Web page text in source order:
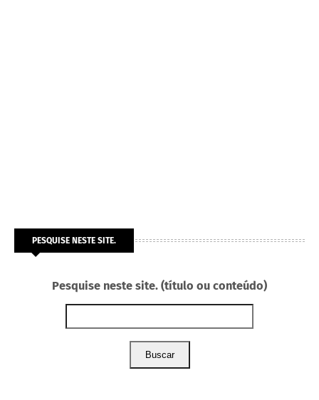
PESQUISE NESTE SITE.
Pesquise neste site. (título ou conteúdo)
Buscar